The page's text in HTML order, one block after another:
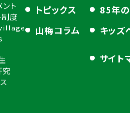
ト
制度
究
トピックス
山梅コラム
85年
キッズ
サイト